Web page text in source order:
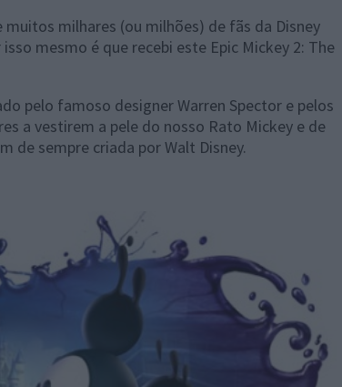
milhares (ou milhões) de fãs da Disney
mesmo é que recebi este Epic Mickey 2: The
pelo famoso designer Warren Spector e pelos
a vestirem a pele do nosso Rato Mickey e de
de sempre criada por Walt Disney.